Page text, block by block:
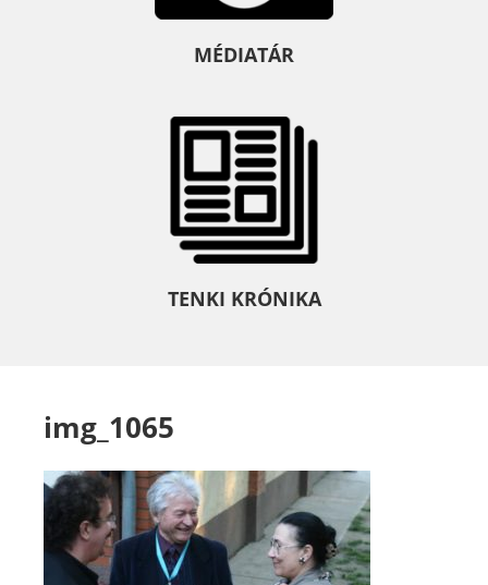
MÉDIATÁR
TENKI KRÓNIKA
img_1065